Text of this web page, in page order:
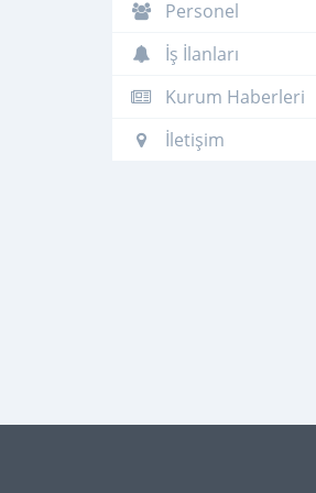
Personel
İş İlanları
Kurum Haberleri
İletişim